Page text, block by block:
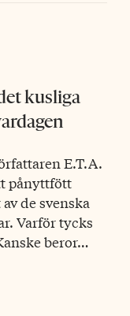
kusliga
E.T.A.
pånyttfött
de svenska
Varför tycks
beror…